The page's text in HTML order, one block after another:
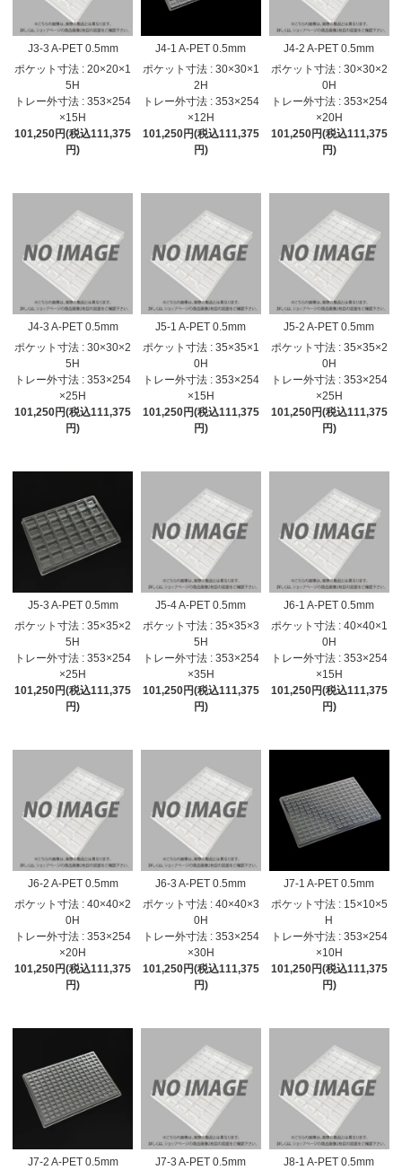
J3-3 A-PET 0.5mm
ポケット寸法 : 20×20×1
5H
トレー外寸法 : 353×254
×15H
101,250円(税込111,375
円)
J4-1 A-PET 0.5mm
ポケット寸法 : 30×30×1
2H
トレー外寸法 : 353×254
×12H
101,250円(税込111,375
円)
J4-2 A-PET 0.5mm
ポケット寸法 : 30×30×2
0H
トレー外寸法 : 353×254
×20H
101,250円(税込111,375
円)
J4-3 A-PET 0.5mm
ポケット寸法 : 30×30×2
5H
トレー外寸法 : 353×254
×25H
101,250円(税込111,375
円)
J5-1 A-PET 0.5mm
ポケット寸法 : 35×35×1
0H
トレー外寸法 : 353×254
×15H
101,250円(税込111,375
円)
J5-2 A-PET 0.5mm
ポケット寸法 : 35×35×2
0H
トレー外寸法 : 353×254
×25H
101,250円(税込111,375
円)
J5-3 A-PET 0.5mm
ポケット寸法 : 35×35×2
5H
トレー外寸法 : 353×254
×25H
101,250円(税込111,375
円)
J5-4 A-PET 0.5mm
ポケット寸法 : 35×35×3
5H
トレー外寸法 : 353×254
×35H
101,250円(税込111,375
円)
J6-1 A-PET 0.5mm
ポケット寸法 : 40×40×1
0H
トレー外寸法 : 353×254
×15H
101,250円(税込111,375
円)
J6-2 A-PET 0.5mm
ポケット寸法 : 40×40×2
0H
トレー外寸法 : 353×254
×20H
101,250円(税込111,375
円)
J6-3 A-PET 0.5mm
ポケット寸法 : 40×40×3
0H
トレー外寸法 : 353×254
×30H
101,250円(税込111,375
円)
J7-1 A-PET 0.5mm
ポケット寸法 : 15×10×5
H
トレー外寸法 : 353×254
×10H
101,250円(税込111,375
円)
J7-2 A-PET 0.5mm J7-3 A-PET 0.5mm J8-1 A-PET 0.5mm